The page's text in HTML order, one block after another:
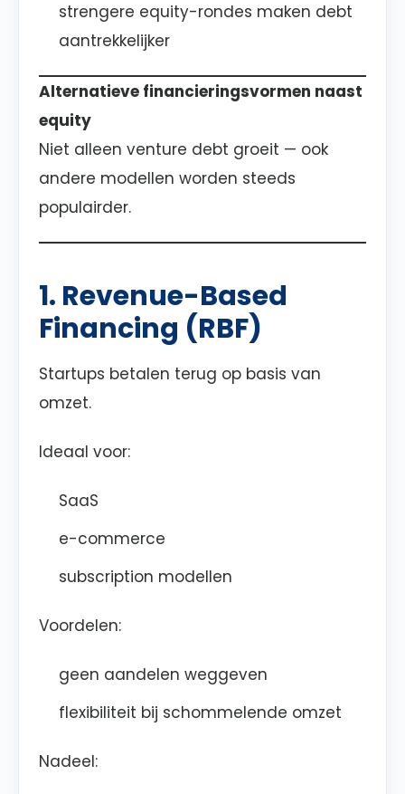
strengere equity-rondes maken debt
aantrekkelijker
Alternatieve financieringsvormen naast
equity
Niet alleen venture debt groeit — ook
andere modellen worden steeds
populairder.
1. Revenue-Based
Financing (RBF)
Startups betalen terug op basis van
omzet.
Ideaal voor:
SaaS
e-commerce
subscription modellen
Voordelen:
geen aandelen weggeven
flexibiliteit bij schommelende omzet
Nadeel: